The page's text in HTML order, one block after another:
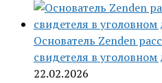
Основатель Zenden
свидетеля в уголовном
22.02.2026